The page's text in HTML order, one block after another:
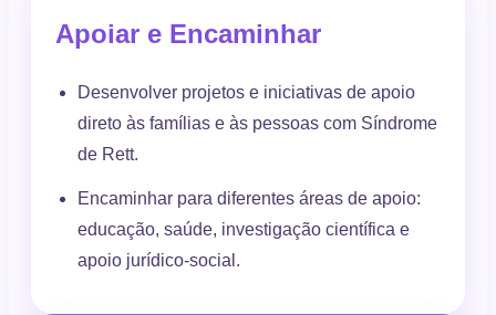
Apoiar e Encaminhar
Desenvolver projetos e iniciativas de apoio
direto às famílias e às pessoas com Síndrome
de Rett.
Encaminhar para diferentes áreas de apoio:
educação, saúde, investigação científica e
apoio jurídico-social.